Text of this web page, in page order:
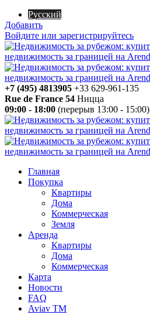
Русский
Добавить
Войдите или зарегистрируйтесь
+7 (495) 4813905 +33 629-961-135
Rue de France 54 Ницца
09:00 - 18:00 (перерыв 13:00 - 15:00)
Главная
Покупка
Квартиры
Дома
Коммерческая
Земля
Аренда
Квартиры
Дома
Коммерческая
Карта
Новости
FAQ
Aviav TM